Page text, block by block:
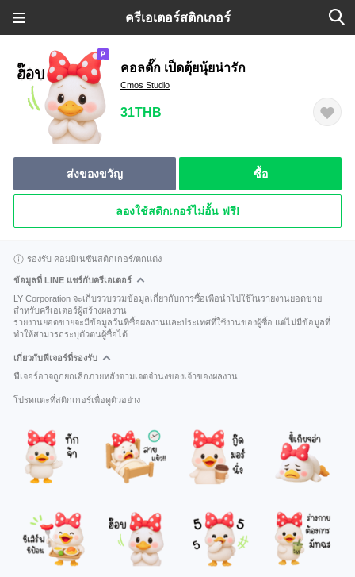
ครีเอเตอร์สติกเกอร์
คอลดั๊ก เป็ดตุ้ยนุ้ยน่ารัก
Cmos Studio
31THB
ส่งของขวัญ ซื้อ
ลองใช้สติกเกอร์ไม่อั้น ฟรี!
รองรับ คอมบิเนชันสติกเกอร์/ตกแต่ง
ข้อมูลที่ LINE แชร์กับครีเอเตอร์
LY Corporation จะเก็บรวบรวมข้อมูลเกี่ยวกับการซื้อเพื่อนำไปใช้ในรายงานยอดขาย
สำหรับครีเอเตอร์ผู้สร้างผลงาน
รายงานยอดขายจะมีข้อมูลวันที่ซื้อผลงานและประเทศที่ใช้งานของผู้ซื้อ แต่ไม่มีข้อมูลที่
ทำให้สามารถระบุตัวตนผู้ซื้อได้
เกี่ยวกับฟีเจอร์ที่รองรับ
ฟีเจอร์อาจถูกยกเลิกภายหลังตามเจตจำนงของเจ้าของผลงาน
โปรดแตะที่สติกเกอร์เพื่อดูตัวอย่าง